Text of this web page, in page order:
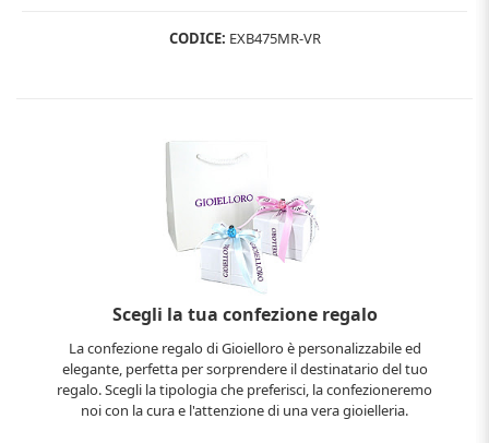
CODICE: EXB475MR-VR
Scegli la tua confezione regalo
La confezione regalo di Gioielloro è personalizzabile ed
elegante, perfetta per sorprendere il destinatario del tuo
regalo. Scegli la tipologia che preferisci, la confezioneremo
noi con la cura e l'attenzione di una vera gioielleria.